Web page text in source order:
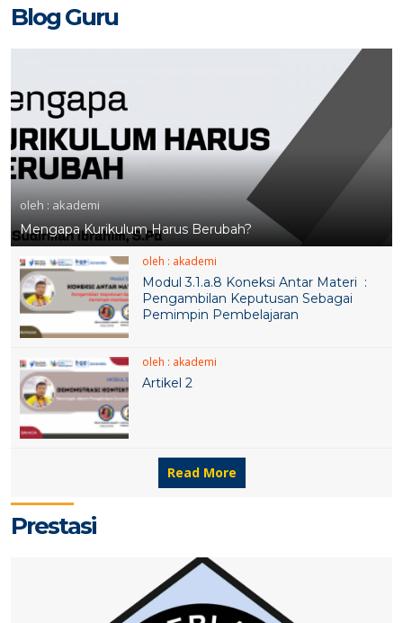
Blog Guru
oleh : akademi
Mengapa Kurikulum Harus Berubah?
oleh : akademi
Modul 3.1.a.8 Koneksi Antar Materi :
Pengambilan Keputusan Sebagai
Pemimpin Pembelajaran
oleh : akademi
Artikel 2
Read More
Prestasi
7 OCT 2023 1 OCT 2023
1 APR 2023
1 APR 2021
1 APR 2021